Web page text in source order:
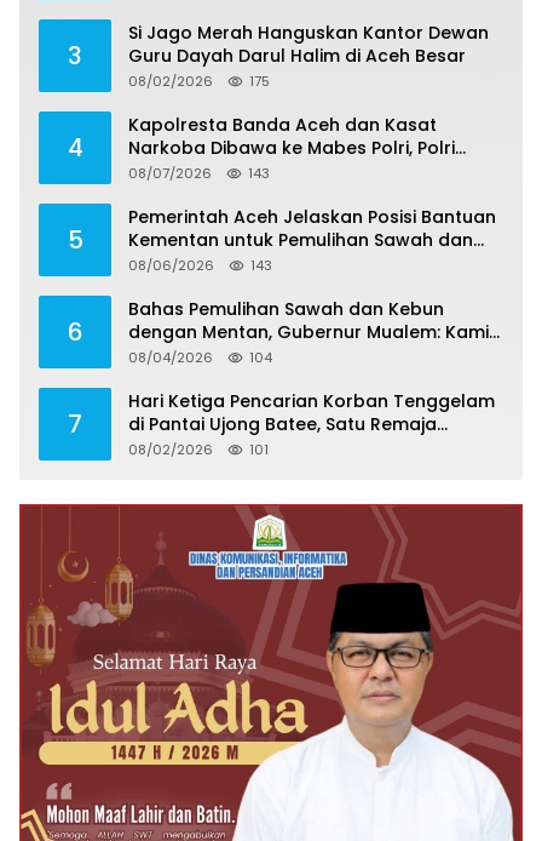
3
Si Jago Merah Hanguskan Kantor Dewan
Guru Dayah Darul Halim di Aceh Besar
08/02/2026 175
4
Kapolresta Banda Aceh dan Kasat
Narkoba Dibawa ke Mabes Polri, Polri
Tegaskan Proses Berjalan Profesional dan
08/07/2026 143
5
Pemerintah Aceh Jelaskan Posisi Bantuan
Kementan untuk Pemulihan Sawah dan
Kebun
08/06/2026 143
6
Bahas Pemulihan Sawah dan Kebun
dengan Mentan, Gubernur Mualem: Kami
Butuh Dukungan Pak Menteri
08/04/2026 104
7
Hari Ketiga Pencarian Korban Tenggelam
di Pantai Ujong Batee, Satu Remaja
Ditemukan Meninggal, Satu Masih Hilang
08/02/2026 101